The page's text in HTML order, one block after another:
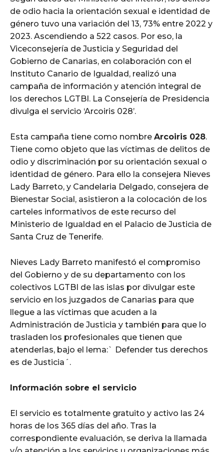
de odio hacia la orientación sexual e identidad de
género tuvo una variación del 13, 73% entre 2022 y
2023. Ascendiendo a 522 casos. Por eso, la
Viceconsejería de Justicia y Seguridad del
Gobierno de Canarias, en colaboración con el
Instituto Canario de Igualdad, realizó una
campaña de información y atención integral de
los derechos LGTBI. La Consejería de Presidencia
divulga el servicio ‘Arcoiris 028’.
Esta campaña tiene como nombre Arcoiris 028.
Tiene como objeto que las víctimas de delitos de
odio y discriminación por su orientación sexual o
identidad de género. Para ello la consejera Nieves
Lady Barreto, y Candelaria Delgado, consejera de
Bienestar Social, asistieron a la colocación de los
carteles informativos de este recurso del
Ministerio de Igualdad en el Palacio de Justicia de
Santa Cruz de Tenerife.
Nieves Lady Barreto manifestó el compromiso
del Gobierno y de su departamento con los
colectivos LGTBI de las islas por divulgar este
servicio en los juzgados de Canarias para que
llegue a las víctimas que acuden a la
Administración de Justicia y también para que lo
trasladen los profesionales que tienen que
atenderlas, bajo el lema:` Defender tus derechos
es de Justicia´.
Información sobre el servicio
El servicio es totalmente gratuito y activo las 24
horas de los 365 días del año. Tras la
correspondiente evaluación, se deriva la llamada